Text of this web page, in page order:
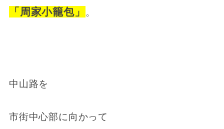
「周家小籠包」 。
中山路を
市街中心部に向かって